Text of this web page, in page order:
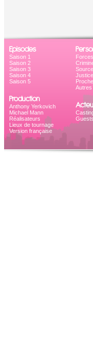
Episodes
Saison 1
Saison 2
Saison 3
Saison 4
Saison 5
Production
Anthony Yerkovich
Michael Mann
Réalisateurs
Lieux de tournage
Version française
Justice
Autres